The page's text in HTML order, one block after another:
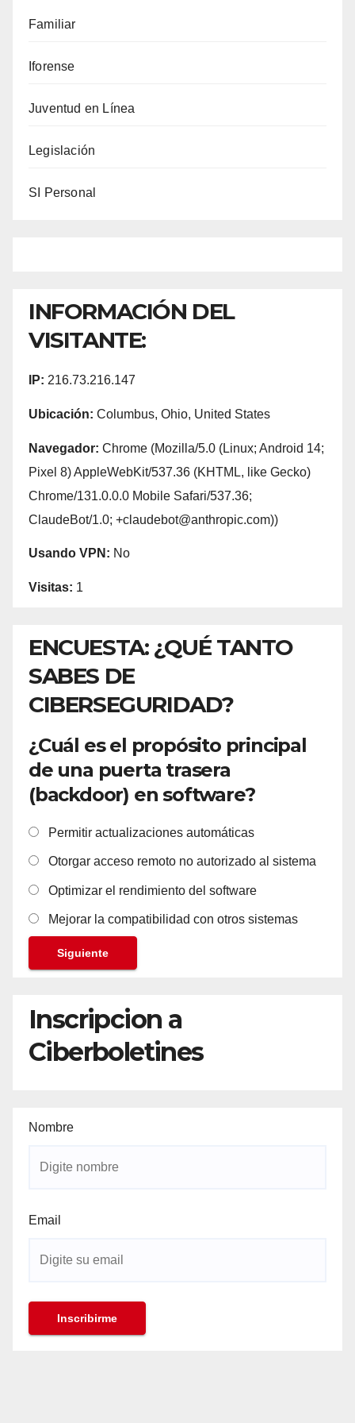
Familiar
Iforense
Juventud en Línea
Legislación
SI Personal
INFORMACIÓN DEL
VISITANTE:
IP: 216.73.216.147
Ubicación: Columbus, Ohio, United States
Navegador: Chrome (Mozilla/5.0 (Linux; Android 14;
Pixel 8) AppleWebKit/537.36 (KHTML, like Gecko)
Chrome/131.0.0.0 Mobile Safari/537.36;
ClaudeBot/1.0; +claudebot@anthropic.com))
Usando VPN: No
Visitas: 1
ENCUESTA: ¿QUÉ TANTO
SABES DE
CIBERSEGURIDAD?
¿Cuál es el propósito principal
de una puerta trasera
(backdoor) en software?
Permitir actualizaciones automáticas
Otorgar acceso remoto no autorizado al sistema
Optimizar el rendimiento del software
Mejorar la compatibilidad con otros sistemas
Siguiente
Inscripcion a
Ciberboletines
Nombre
Email